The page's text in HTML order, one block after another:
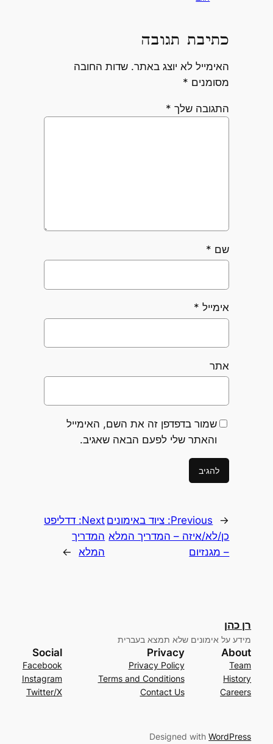
כתיבת תגובה
האימייל לא יוצג באתר. שדות החובה
מסומנים *
התגובה שלך *
שם *
אימייל *
אתר
שמור בדפדפן זה את השם, האימייל
והאתר שלי לפעם הבאה שאגיב.
←
Previous: ציוד באימונים
כן/לא/איזה – המדריך המלא
– מגנזיום
Next: דדליפט
המדריך
המלא
→
רן כהן
מידע על אימונים שלא תמצא בעברית
About
Team
History
Careers
Privacy
Privacy Policy
Terms and Conditions
Contact Us
Social
Facebook
Instagram
Twitter/X
Designed withWordPress